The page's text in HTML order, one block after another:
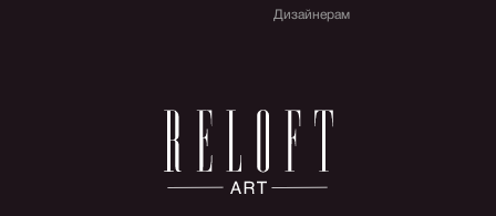
Дизайнерам